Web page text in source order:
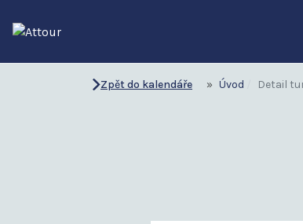
Úvod Detail
Zpět do kalendáře